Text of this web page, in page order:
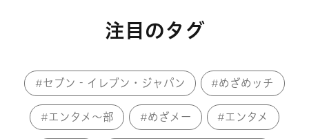
注目のタグ
セブン‐イレブン・ジャパン めざめッチ
エンタメ～部 めざメー エンタメ